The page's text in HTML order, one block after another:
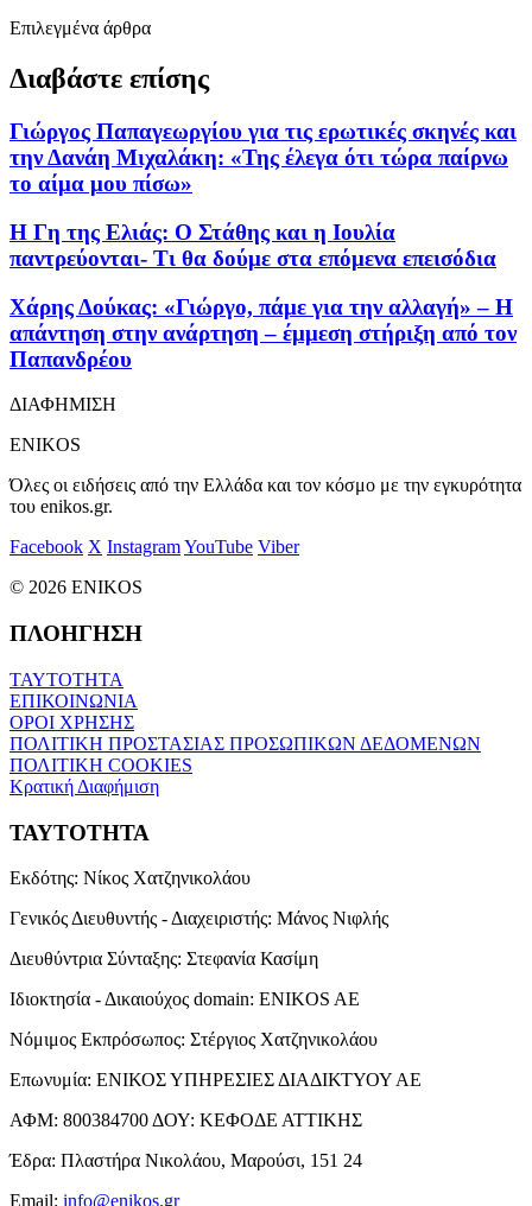
Επιλεγμένα άρθρα
Διαβάστε επίσης
Γιώργος Παπαγεωργίου για τις ερωτικές σκηνές και
την Δανάη Μιχαλάκη: «Της έλεγα ότι τώρα παίρνω
το αίμα μου πίσω»
Η Γη της Ελιάς: Ο Στάθης και η Ιουλία
παντρεύονται- Τι θα δούμε στα επόμενα επεισόδια
Χάρης Δούκας: «Γιώργο, πάμε για την αλλαγή» – Η
απάντηση στην ανάρτηση – έμμεση στήριξη από τον
Παπανδρέου
ΔΙΑΦΗΜΙΣΗ
ENIKOS
Όλες οι ειδήσεις από την Ελλάδα και τον κόσμο με την εγκυρότητα
του enikos.gr.
Facebook X InstagramYouTube Viber
© 2026 ENIKOS
ΠΛΟΗΓΗΣΗ
ΤΑΥΤΟΤΗΤΑ
ΕΠΙΚΟΙΝΩΝΙΑ
ΟΡΟΙ ΧΡΗΣΗΣ
ΠΟΛΙΤΙΚΗ ΠΡΟΣΤΑΣΙΑΣ ΠΡΟΣΩΠΙΚΩΝ ΔΕΔΟΜΕΝΩΝ
ΠΟΛΙΤΙΚΗ COOKIES
Κρατική Διαφήμιση
ΤΑΥΤΟΤΗΤΑ
Εκδότης: Νίκος Χατζηνικολάου
Γενικός Διευθυντής - Διαχειριστής: Μάνος Νιφλής
Διευθύντρια Σύνταξης: Στεφανία Κασίμη
Ιδιοκτησία - Δικαιούχος domain: ENIKOS AE
Νόμιμος Εκπρόσωπος: Στέργιος Χατζηνικολάου
Επωνυμία: ΕΝΙΚΟΣ ΥΠΗΡΕΣΙΕΣ ΔΙΑΔΙΚΤΥΟΥ ΑΕ
ΑΦΜ: 800384700 ΔΟΥ: ΚΕΦΟΔΕ ΑΤΤΙΚΗΣ
Έδρα: Πλαστήρα Νικολάου, Μαρούσι, 151 24
Email: info@enikos.gr